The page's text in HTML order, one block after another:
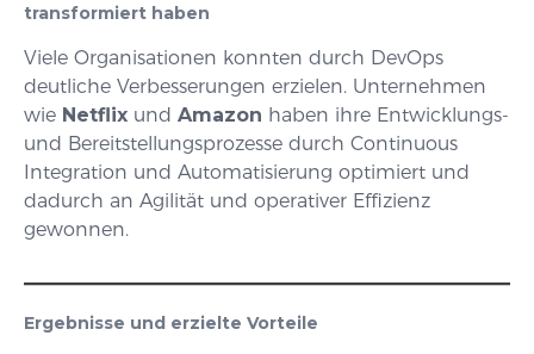
transformiert haben
Viele Organisationen konnten durch DevOps
deutliche Verbesserungen erzielen. Unternehmen
wie Netflix und Amazon haben ihre Entwicklungs-
und Bereitstellungsprozesse durch Continuous
Integration und Automatisierung optimiert und
dadurch an Agilität und operativer Effizienz
gewonnen.
Ergebnisse und erzielte Vorteile